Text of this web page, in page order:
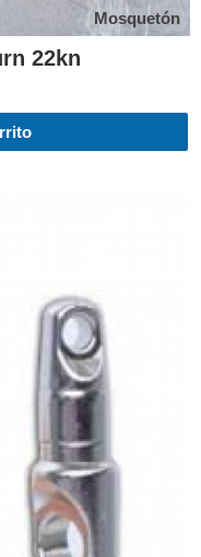
Mosquetón
22kn